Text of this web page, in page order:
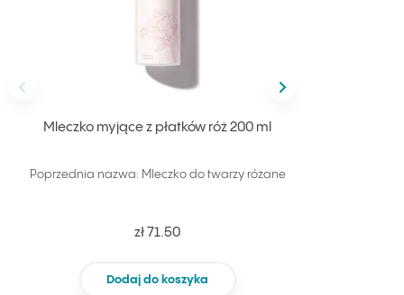
Mleczko myjące z płatków róż 200 ml
Poprzednia nazwa: Mleczko do twarzy różane
zł 71.50
Dodaj do koszyka